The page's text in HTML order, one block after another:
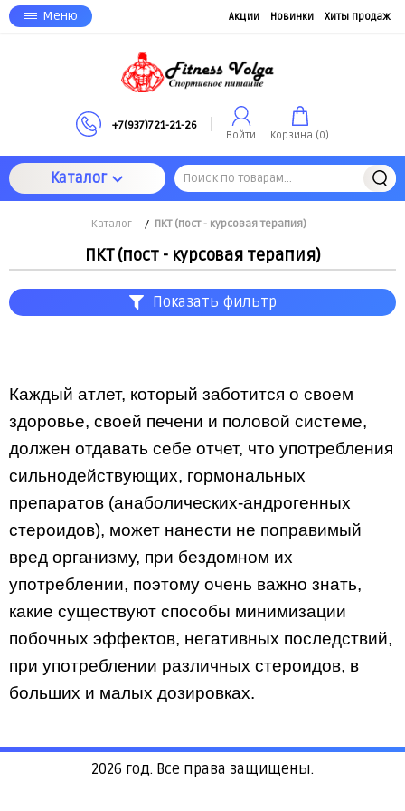
Меню Акции Новинки Хиты продаж
+7(937)721-21-26
Войти Корзина (0)
Каталог
Каталог / ПКТ (пост - курсовая терапия)
ПКТ (пост - курсовая терапия)
Показать фильтр
Каждый атлет, который заботится о своем
здоровье, своей печени и половой системе,
должен отдавать себе отчет, что употребления
сильнодействующих, гормональных
препаратов (анаболических-андрогенных
стероидов), может нанести не поправимый
вред организму, при бездомном их
употреблении, поэтому очень важно знать,
какие существуют способы минимизации
побочных эффектов, негативных последствий,
при употреблении различных стероидов, в
больших и малых дозировках.
2026 год. Все права защищены.